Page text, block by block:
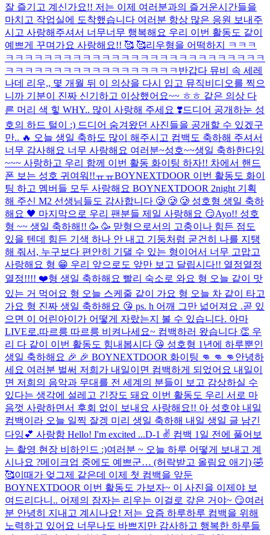
잘 즐기고 계신가요!! 저는 이제 여러분과의 즐거운시간들을
마치고 작업실에 도착했습니다 여러분 항상 많은 응원 보내주
시고 사랑해주셔서 너무너무 행복해요 우리 이번 활동도 같이
예쁘게 꾸며가요 사랑해요!! 🥰 🥰리우형을 어떡하지 ㅋㅋㅋ
ㅋㅋㅋㅋㅋㅋㅋㅋㅋㅋㅋㅋㅋㅋㅋㅋㅋㅋㅋㅋㅋㅋㅋㅋㅋㅋㅋ
ㅋㅋㅋㅋㅋㅋㅋㅋㅋㅋㅋㅋㅋㅋㅋㅋㅋㅋ 반갑다 뮤비 속 세레
나데 리우,, 몇 개월 뒤 이 의상을 다시 입고 뮤직비디오를 찍으
니까 기분이 진짜 신기하고 이상했어요~~ ㅎㅎ 같은 의상 다
른 머리 색 힣 WHY.. 많이 사랑해 주세요 ❣️드디어 공개하눈 성
호의 하드 털이 :) 드디어 숨겨왔던 사진들을 공개할 수 있겠구
만.. 🔥 오늘 생일 축하도 많이 해주시고 컴백도 축하해 주셔서
너무 감사해요 너무 사랑해요 여러분~성호~~생일 축하한다잉
~~~ 사랑하고 우리 함께 이번 활동 화이팅 하자!! 차에서 핸드
폰 보는 성호 귀여워!!ㅠㅠBOYNEXTDOOR 이번 활동도 화이
팅 하고 멤버들 모두 사랑해요 BOYNEXTDOOR 2night 기획
해 주신 M2 선생님들도 감사합니다 🥲 🥲 🥲 성호형 생일 축하
해요 🖤 마지막으로 우리 팬분들 제일 사랑해요 😏Ayo!! 성호
형 ~~ 생일 축하해!! 🥳 🥳 맏형으로서의 고충이나 힘든 점도
있을 텐데 힘든 기색 하나 안 내고 기둥처럼 굳건히 나를 지탱
해 줘서, 누구보다 편안히 기댈 수 있는 형이어서 너무 고맙고
사랑해요 형 😁 우리 앞으로도 앞만 보고 달립시다!! 열정열정
열정!!!! ❤️형 생일 축하해요 빨리 숙소로 와요 형 오늘 같이 맛
있는 거 먹어요 형 오늘 스케줄 같이 가요 형 오늘 차 같이 타고
가요 형 진짜 생일 축하해요 😘 ps. h 어깨 그만 넓어져요 .곧 있
으면 이 어린아이가 어떻게 자랐는지 볼 수 있습니다. 아마
LIVE로.따르릉 따르릉 비켜나세요~ 컴백하러 왔습니다 👏 우
리 다 같이 이번 활동도 힘내봅시다 😘 성호형 1년에 하루뿐인
생일 축하해요 🎉 🎉 BOYNEXTDOOR 화이팅 👊 👊 👊 안녕하
세요 여러분 벌써 저희가 내일이면 컴백하게 되었어요 내일이
면 저희의 음악과 무대를 전 세계의 분들이 보고 감상하실 수
있다는 생각에 설레고 긴장도 돼요 이번 활동도 우리 서로 마
음껏 사랑하면서 후회 없이 보내요 사랑해요!! 아 성호야 내일
컴백이라 오늘 일찍 잘겡 미리 생일 축하해 내일 생일 글 남긴
다잉💕 사랑함 Hello! I'm excited ...D-1 ✌️​ 컴백 1일 전에 풀어보
는 촬영 현장 비하인드 :)여러분 ~ 오늘 하루 어떻게 보내고 계
시나요 ?메이크업 중에도 예쁘군… (허락받고 올림요 애기) 🤣
🥰이때가 엊그제 같은데 이제 첫 컴백을 앞둔
BOYNEXTDOOR 이번 활동도 가보자~ 이 사진을 이제야 보
여드리다니.. 어제의 잠자는 리우는 이걸로 갚은 거야~ 😏여러
분 안녕히 지내고 계시나요! 저는 요즘 하루하루 컴백을 위해
노력하고 있어요 너무나도 바쁘지만 감사하고 행복한 하루들